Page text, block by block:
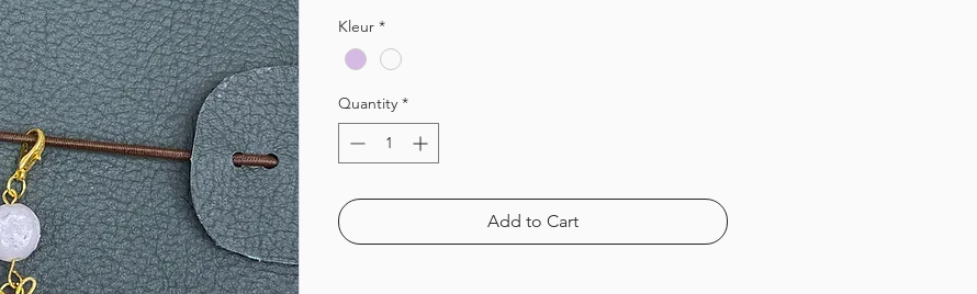
Kleur *
Quantity *
Add to Cart